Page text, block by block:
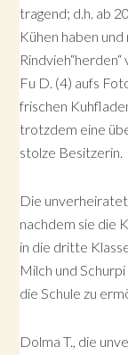
tragend; d.h. ab
Kühen haben
Fu D. (4) aufs
frischen
trotzdem eine
stolze Besitzerin.
Die
nachdem sie die
in die dritte
Milch und
die Schule zu
Dolma T., die